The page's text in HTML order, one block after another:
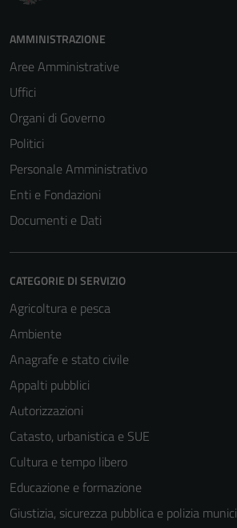
AMMINISTRAZIONE
Aree Amministrative
Uffici
Organi di Governo
Politici
Personale Amministrativo
Enti e Fondazioni
Documenti e Dati
CATEGORIE DI SERVIZIO
Agricoltura e pesca
Ambiente
Anagrafe e stato civile
Appalti pubblici
Autorizzazioni
Catasto, urbanistica e SUE
Cultura e tempo libero
Educazione e formazione
Giustizia, sicurezza pubblica e polizia